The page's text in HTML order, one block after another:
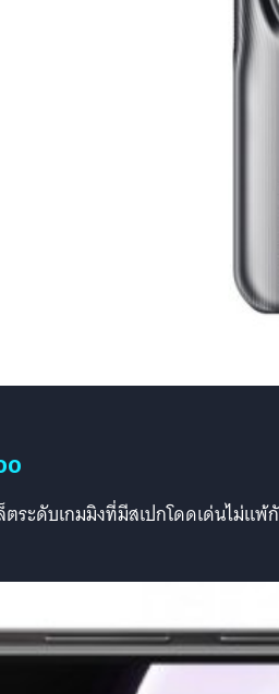
ตระดับเกมมิงที่มีสเปกโดดเด่นไม่แพ้